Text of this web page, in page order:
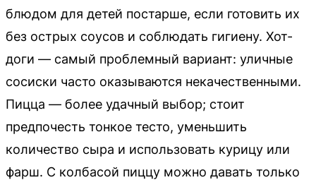
блюдом для детей постарше, если готовить их
без острых соусов и соблюдать гигиену. Хот-
доги — самый проблемный вариант: уличные
сосиски часто оказываются некачественными.
Пицца — более удачный выбор; стоит
предпочесть тонкое тесто, уменьшить
количество сыра и использовать курицу или
фарш. С колбасой пиццу можно давать только